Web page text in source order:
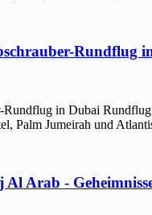
Rundflug
in Dubai
Palm Jumeirah und
Al Arab -